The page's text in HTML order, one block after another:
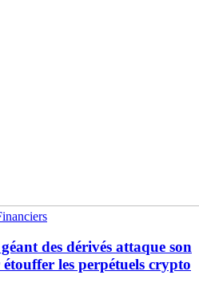
des dérivés attaque son
les perpétuels crypto